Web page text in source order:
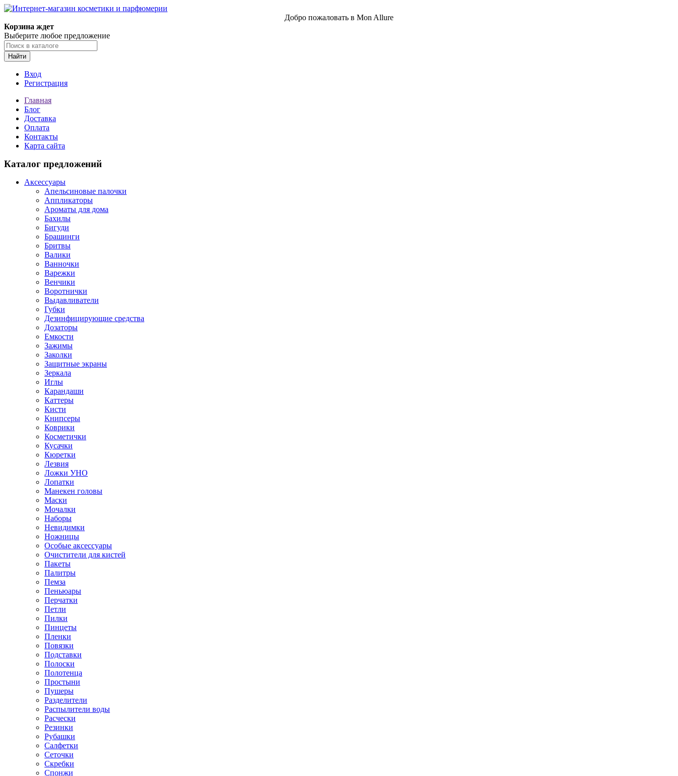
Добро пожаловать в Mon Allure
Корзина ждет
Выберите любое предложение
Найти
Вход
Регистрация
Главная
Блог
Доставка
Оплата
Контакты
Карта сайта
Каталог предложений
Аксессуары
Апельсиновые палочки
Аппликаторы
Ароматы для дома
Бахилы
Бигуди
Брашинги
Бритвы
Валики
Ванночки
Варежки
Венчики
Воротнички
Выдавливатели
Губки
Дезинфицирующие средства
Дозаторы
Емкости
Зажимы
Заколки
Защитные экраны
Зеркала
Иглы
Карандаши
Каттеры
Кисти
Книпсеры
Коврики
Косметички
Кусачки
Кюретки
Лезвия
Ложки УНО
Лопатки
Манекен головы
Маски
Мочалки
Наборы
Невидимки
Ножницы
Особые аксессуары
Очистители для кистей
Пакеты
Палитры
Пемза
Пеньюары
Перчатки
Петли
Пилки
Пинцеты
Пленки
Повязки
Подставки
Полоски
Полотенца
Простыни
Пушеры
Разделители
Распылители воды
Расчески
Резинки
Рубашки
Салфетки
Сеточки
Скребки
Спонжи